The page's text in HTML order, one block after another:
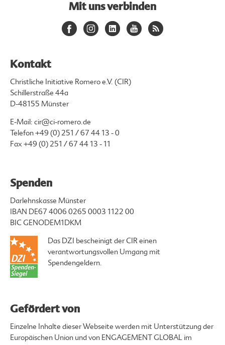
Mit uns verbinden
Kontakt
Christliche Initiative Romero e.V. (CIR)
Schillerstraße 44a
D-48155 Münster
E-Mail: cir@ci-romero.de
Telefon+49 (0) 251 / 67 44 13 - 0
Fax +49 (0) 251 / 67 44 13 - 11
Spenden
Darlehnskasse Münster
IBAN DE67 4006 0265 0003 1122 00
BIC GENODEM1DKM
Das DZI bescheinigt der CIR einen
verantwortungsvollen Umgang mit
Spendengeldern.
Gefördert von
Einzelne Inhalte dieser Webseite werden mit Unterstützung der
Europäischen Union und von ENGAGEMENT GLOBAL im